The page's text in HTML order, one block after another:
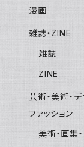
漫画
雑誌・ZINE
雑誌
ZINE
芸術・美術・デ
ファッション
美術・画集